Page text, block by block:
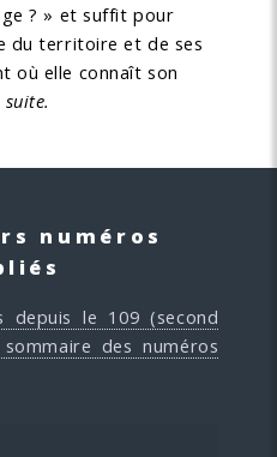
? » et suffit pour
du territoire et de ses
où elle connaît son
numéros
depuis le 109 (second
des numéros